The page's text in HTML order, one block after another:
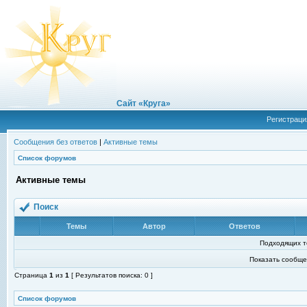
Сайт «Круга»
Сообщения без ответов | Активные темы
Список форумов
Активные темы
Поиск
Темы Автор Ответов
Подходящих
Показать
Страница 1 из 1 [ Результатов поиска: 0 ]
Список форумов